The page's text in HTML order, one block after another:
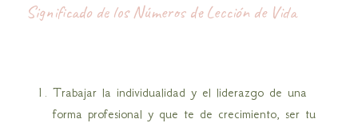
Significado de los Números de Lección de Vida
Trabajar la individualidad y el liderazgo de una
forma profesional y que te de crecimiento, ser tu